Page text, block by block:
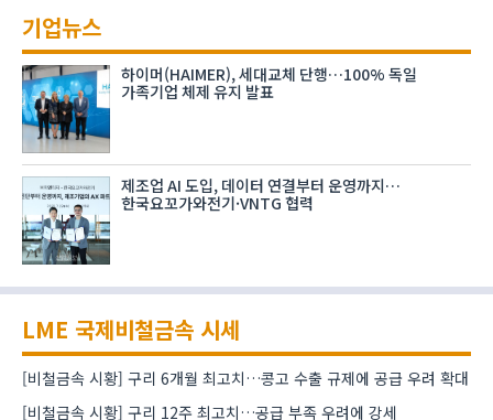
기업뉴스
하이머(HAIMER), 세대교체 단행…100% 독일
가족기업 체제 유지 발표
제조업 AI 도입, 데이터 연결부터 운영까지…
한국요꼬가와전기·VNTG 협력
LME 국제비철금속 시세
[비철금속 시황] 구리 6개월 최고치…콩고 수출 규제에 공급 우려 확대
[비철금속 시황] 구리 12주 최고치…공급 부족 우려에 강세